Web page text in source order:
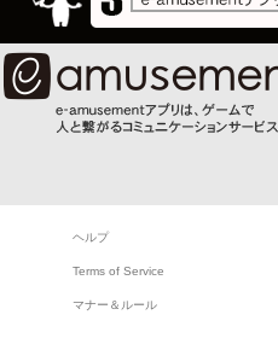
ヘルプ
Terms of Service
マナー＆ルール